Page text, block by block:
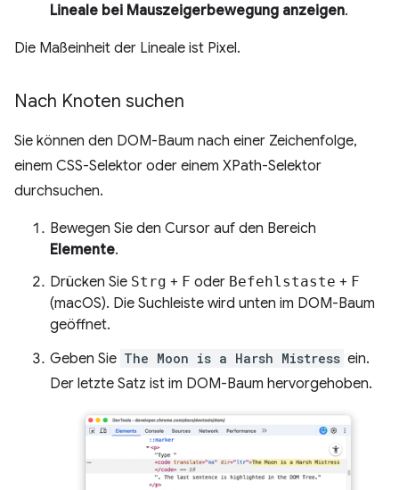
Lineale bei Mauszeigerbewegung anzeigen.
Die Maßeinheit der Lineale ist Pixel.
Nach Knoten suchen
Sie können den DOM-Baum nach einer Zeichenfolge,
einem CSS-Selektor oder einem XPath-Selektor
durchsuchen.
Bewegen Sie den Cursor auf den Bereich
Elemente.
Drücken Sie Strg + F oder Befehlstaste + F
(macOS). Die Suchleiste wird unten im DOM-Baum
geöffnet.
Geben Sie The Moon is a Harsh Mistress ein.
Der letzte Satz ist im DOM-Baum hervorgehoben.